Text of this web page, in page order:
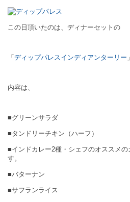
この日頂いたのは、ディナーセットの
「 ディップパレスインディアンターリー
内容は、
■グリーンサラダ
■タンドリーチキン（ハーフ）
■インドカレー2種・シェフのオススメ
す。
■バターナン
■サフランライス